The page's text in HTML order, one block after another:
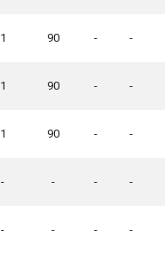
1 90 - -
1 90 - -
1 90 - -
- - - -
- - - -